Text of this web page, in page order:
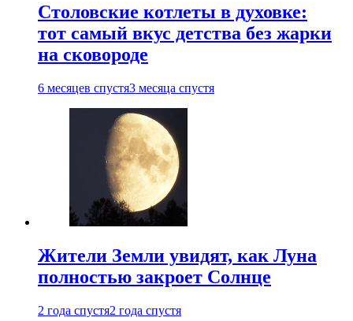
Столовские котлеты в духовке:
тот самый вкус детства без жарки
на сковороде
6 месяцев спустя3 месяца спустя
Жители Земли увидят, как Луна
полностью закроет Солнце
2 года спустя2 года спустя